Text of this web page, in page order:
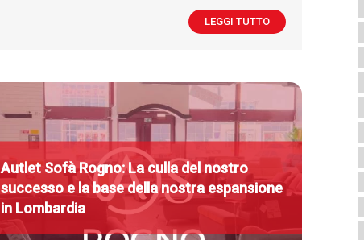
LEGGI TUTTO
Autlet Sofà Rogno: La culla del nostro
successo e la base della nostra espansione
in Lombardia